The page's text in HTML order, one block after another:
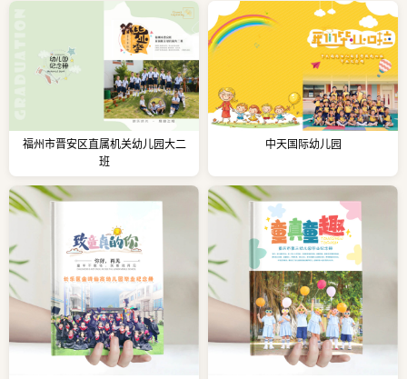
福州市晋安区直属机关幼儿园大二
班
中天国际幼儿园